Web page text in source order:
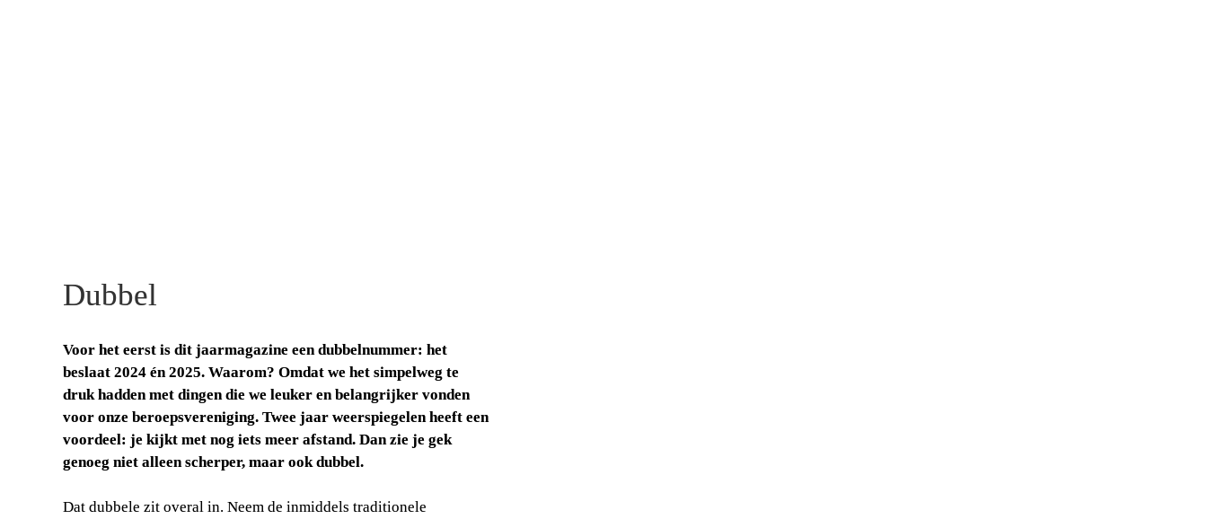
Dubbel
Voor het eerst is dit jaarmagazine een dubbelnummer: het
beslaat 2024 én 2025. Waarom? Omdat we het simpelweg te
druk hadden met dingen die we leuker en belangrijker vonden
voor onze beroepsvereniging. Twee jaar weerspiegelen heeft een
voordeel: je kijkt met nog iets meer afstand. Dan zie je gek
genoeg niet alleen scherper, maar ook dubbel.
Dat dubbele zit overal in. Neem de inmiddels traditionele